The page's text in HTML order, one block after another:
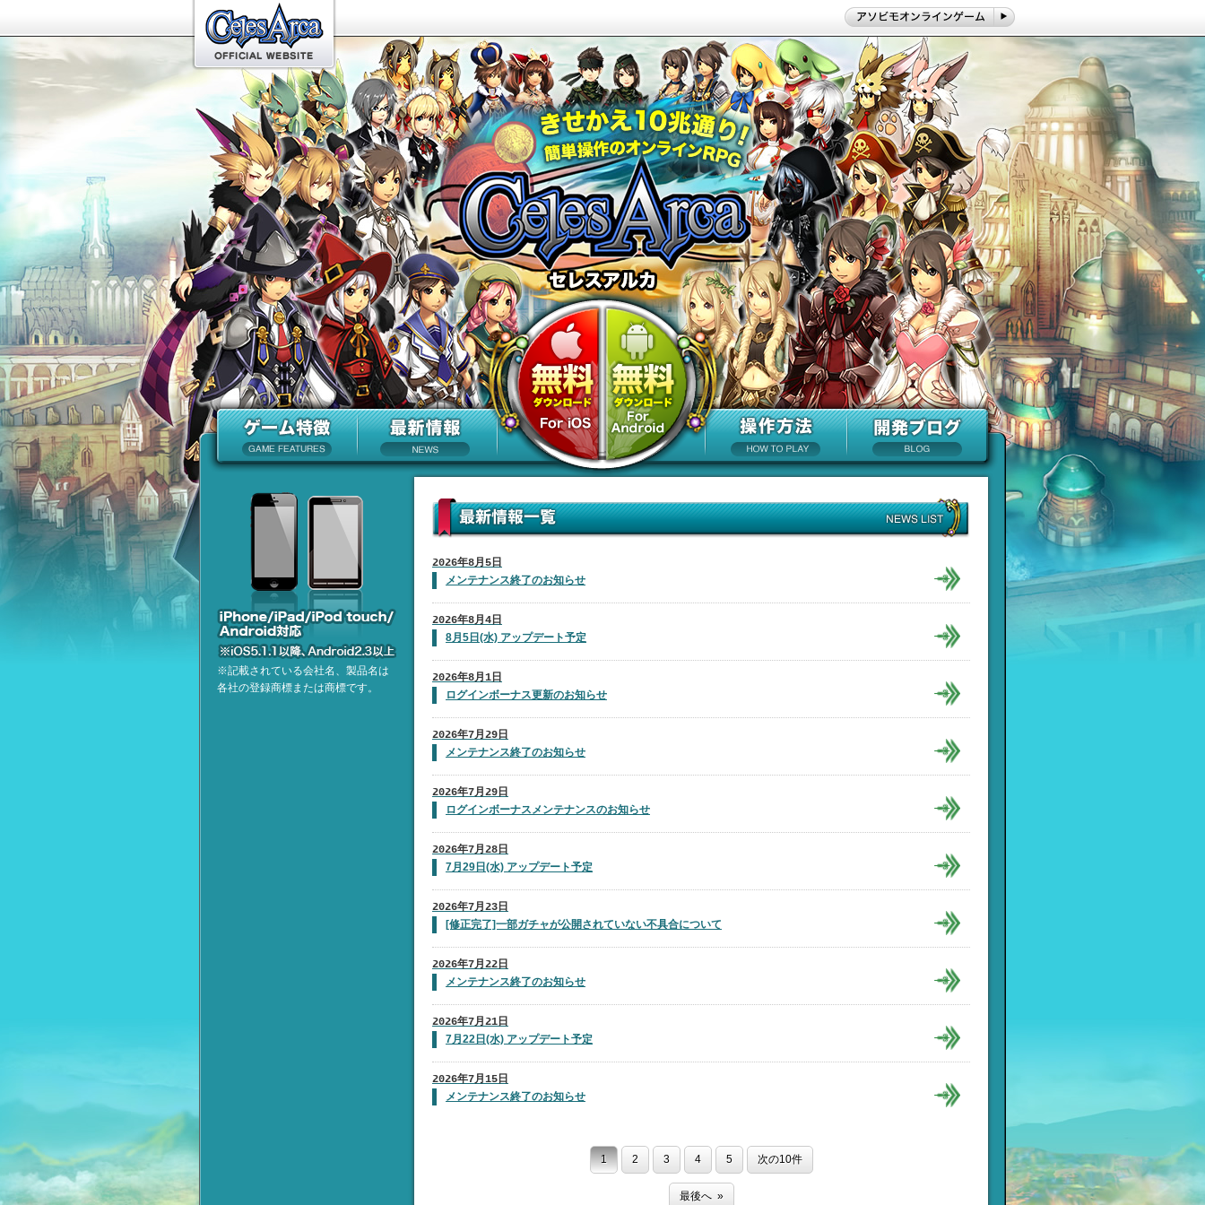
2026年8月5日
メンテナンス終了のお知らせ
2026年8月4日
8月5日(水) アップデート予定
2026年8月1日
ログインボーナス更新のお知らせ
2026年7月29日
メンテナンス終了のお知らせ
2026年7月29日
ログインボーナスメンテナンスのお知らせ
2026年7月28日
7月29日(水) アップデート予定
2026年7月23日
[修正完了]一部ガチャが公開されていない不具合について
2026年7月22日
メンテナンス終了のお知らせ
2026年7月21日
7月22日(水) アップデート予定
2026年7月15日
メンテナンス終了のお知らせ
1 2 3 4 5 次の10件
最後へ »
※記載されている会社名、製品名は
各社の登録商標または商標です。